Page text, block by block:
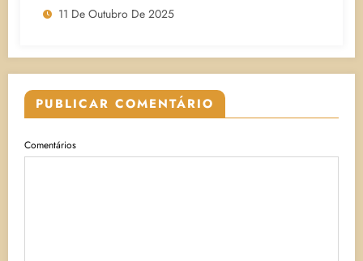
11 De Outubro De 2025
PUBLICAR COMENTÁRIO
Comentários